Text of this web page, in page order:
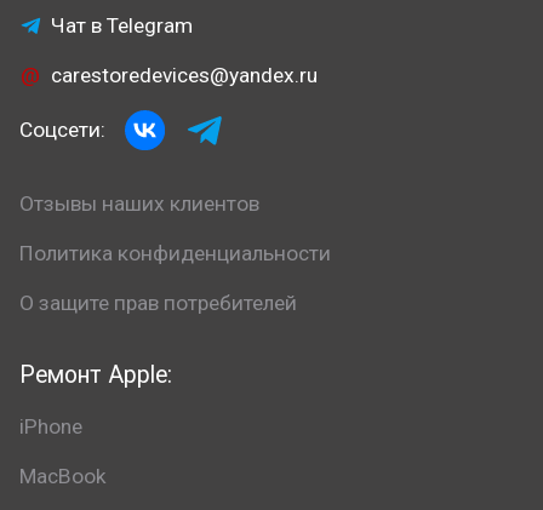
Ремонт Apple:
iPhone
MacBook
Чат в Telegram
carestoredevices@yandex.ru
Соцсети:
Отзывы наших клиентов
Политика конфиденциальности
О защите прав потребителей